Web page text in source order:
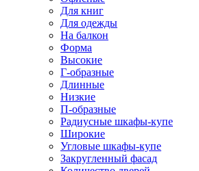
Для книг
Для одежды
На балкон
Форма
Высокие
Г-образные
Длинные
Низкие
П-образные
Радиусные шкафы-купе
Широкие
Угловые шкафы-купе
Закругленный фасад